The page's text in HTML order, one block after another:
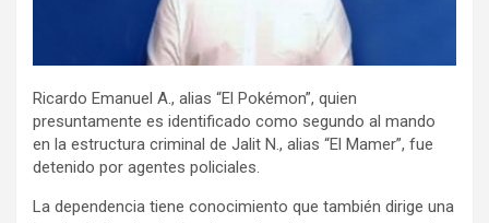
Ricardo Emanuel A., alias “El Pokémon”, quien
presuntamente es identificado como segundo al mando
en la estructura criminal de Jalit N., alias “El Mamer”, fue
detenido por agentes policiales.
La dependencia tiene conocimiento que también dirige una